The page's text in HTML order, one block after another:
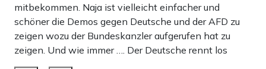
mitbekommen. Naja ist vielleicht einfacher und
schöner die Demos gegen Deutsche und der AFD zu
zeigen wozu der Bundeskanzler aufgerufen hat zu
zeigen. Und wie immer …. Der Deutsche rennt los